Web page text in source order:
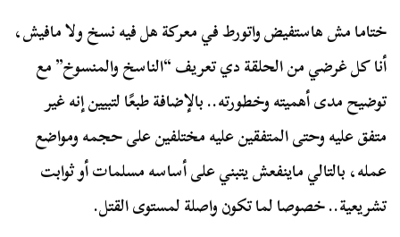
ختاما مش هاستفيض واتورط في معركة هل فيه نسخ ولا مافيش،
أنا كل غرضي من الحلقة دي تعريف “الناسخ والمنسوخ” مع
توضيح مدى أهميته وخطورته.. بالإضافة طبعًا لتبيين إنه غير
متفق عليه وحتى المتفقين عليه مختلفين على حجمه ومواضع
عمله، بالتالي ماينفعش يتبني على أساسه مسلمات أو ثوابت
تشريعية.. خصوصا لما تكون واصلة لمستوى القتل.